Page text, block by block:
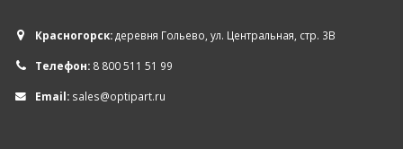
Красногорск:деревня Гольево, ул. Центральная, стр. 3В
Телефон: 8 800 511 51 99
Email: sales@optipart.ru